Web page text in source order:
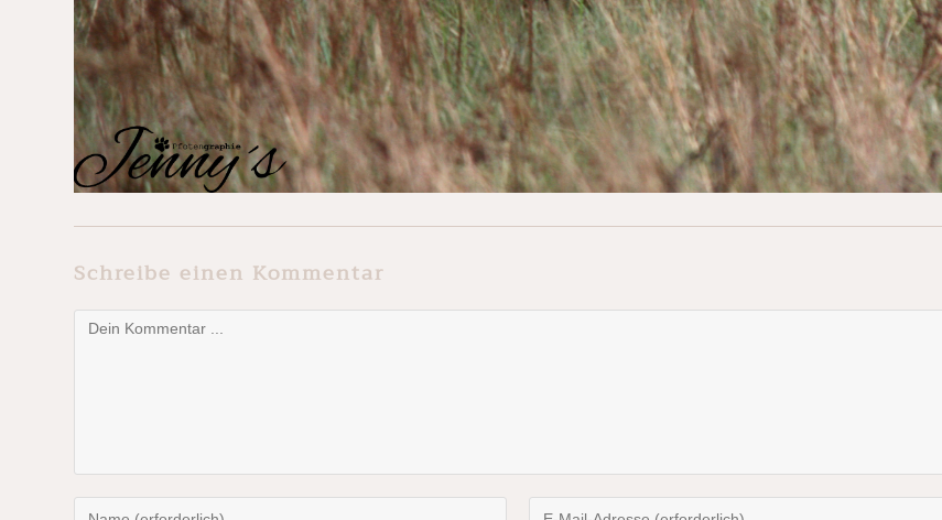
Schreibe einen Kommentar